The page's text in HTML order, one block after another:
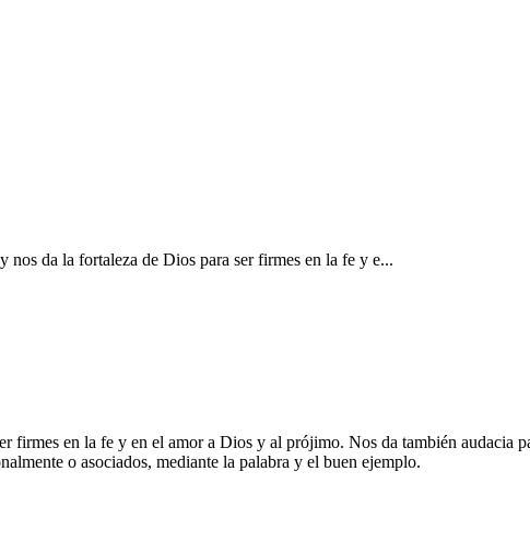
da la fortaleza de Dios para ser firmes en la fe y e...
en la fe y en el amor a Dios y al prójimo. Nos da también audacia
o asociados, mediante la palabra y el buen ejemplo.